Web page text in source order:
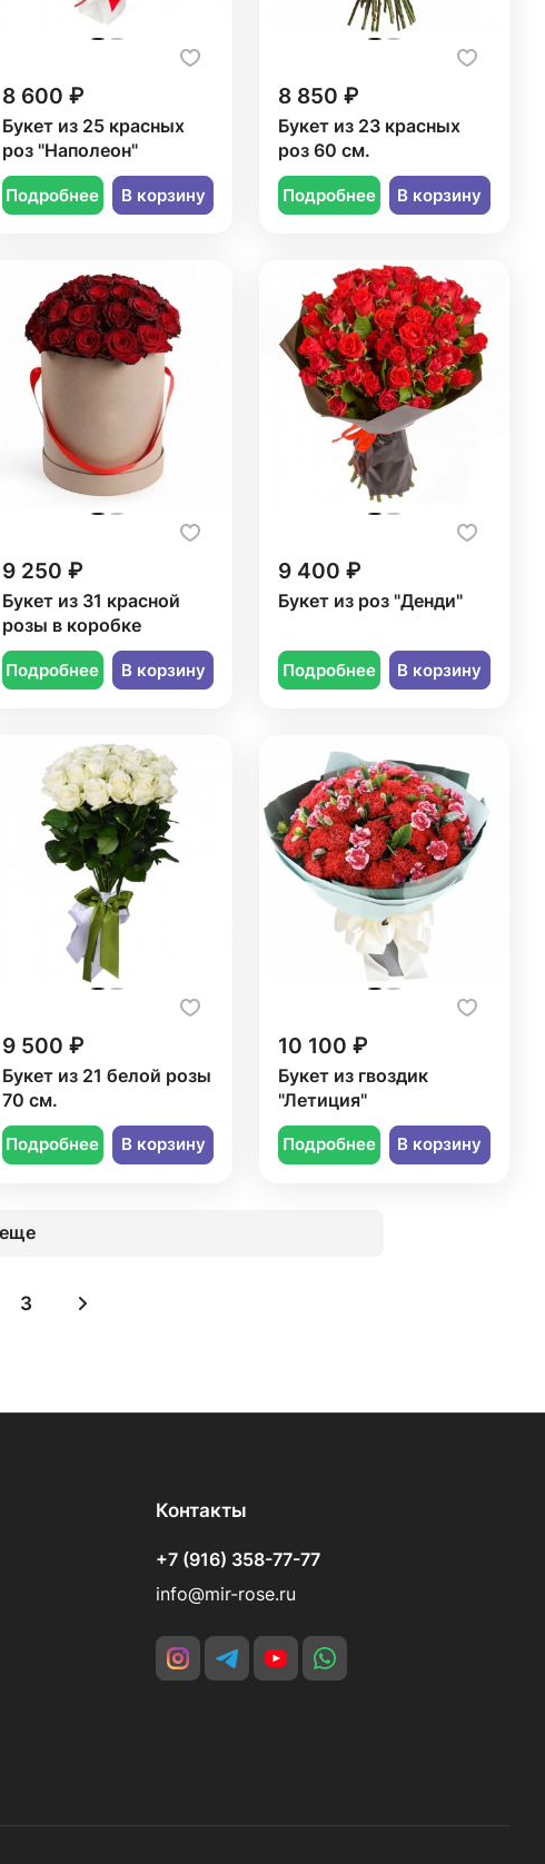
8 600 ₽
Букет из 25 красных
роз "Наполеон"
Подробнее В корзину
8 850 ₽
Букет из 23 красных
роз 60 см.
Подробнее В корзину
9 250 ₽
Букет из 31 красной
розы в коробке
Подробнее В корзину
9 400 ₽
Букет из роз "Денди"
Подробнее В корзину
9 500 ₽
Букет из 21 белой розы
70 см.
Подробнее В корзину
10 100 ₽
Букет из гвоздик
"Летиция"
Подробнее В корзину
еще
3
Контакты
+7 (916) 358-77-77
info@mir-rose.ru